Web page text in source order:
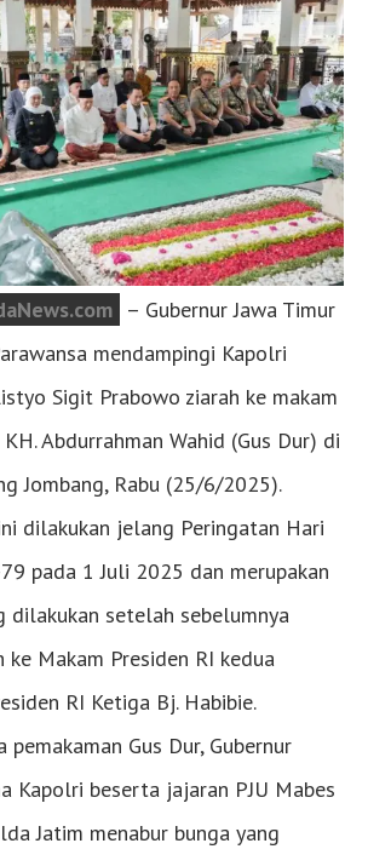
– Gubernur Jawa Timur
mendampingi Kapolri
Sigit Prabowo ziarah ke makam
Abdurrahman Wahid (Gus Dur) di
Jombang, Rabu (25/6/2025).
dilakukan jelang Peringatan Hari
pada 1 Juli 2025 dan merupakan
dilakukan setelah sebelumnya
ke Makam Presiden RI kedua
RI Ketiga Bj. Habibie.
pemakaman Gus Dur, Gubernur
Kapolri beserta jajaran PJU Mabes
Jatim menabur bunga yang